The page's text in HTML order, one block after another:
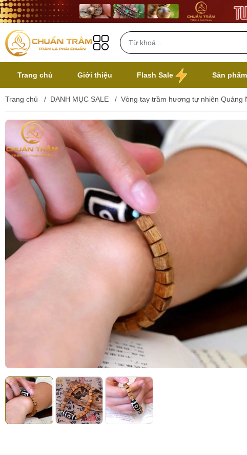
Trang chủ Giới thiệu Flash Sale Sản phẩm
Trang chủ / DANH MỤC SALE / Vòng tay trầm hương tự nhiên Quảng